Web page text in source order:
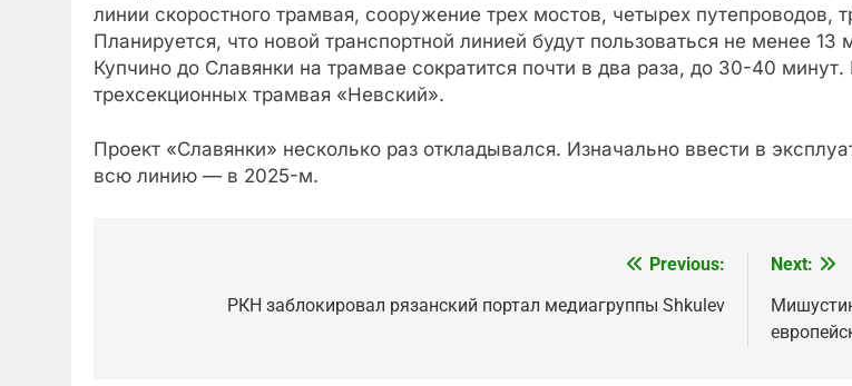
линии скоростного трамвая, сооружение трех мостов, четырех путепроводов,
Планируется, что новой транспортной линией будут пользоваться не менее
Купчино до Славянки на трамвае сократится почти в два раза, до 30-40
трехсекционных трамвая «Невский».
Проект «Славянки» несколько раз откладывался. Изначально ввести в
всю линию — в 2025-м.
navigation
Previous:
РКН заблокировал рязанский портал медиагруппы Shkulev
Next: